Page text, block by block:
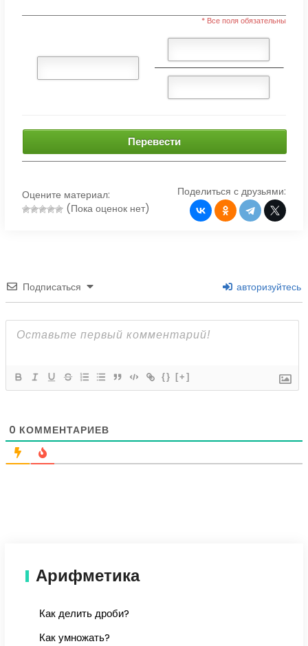
* Все поля обязательны
Перевести
Оцените материал:
(Пока оценок нет)
Поделиться с друзьями:
Подписаться авторизуйтесь
{} [+]
0 КОММЕНТАРИЕВ
Арифметика
Как делить дроби?
Как умножать?